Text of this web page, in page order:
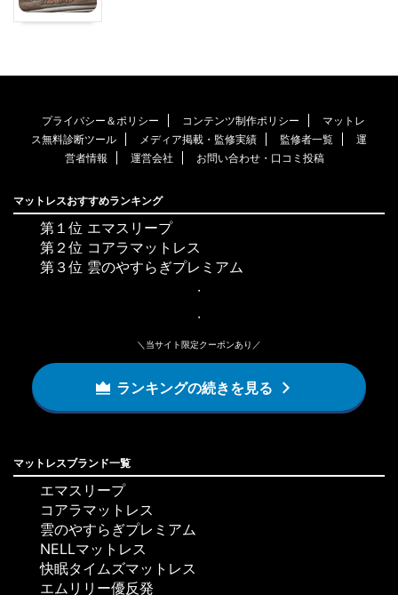
プライバシー＆ポリシー コンテンツ制作ポリシー
マットレ
ス無料診断ツール
メディア掲載・監修実績 監修者一覧
運
営者情報
運営会社 お問い合わせ・口コミ投稿
マットレスおすすめランキング
第１位 エマスリープ
第２位 コアラマットレス
第３位 雲のやすらぎプレミアム
・
・
＼当サイト限定クーポンあり／
ランキングの続きを見る
マットレスブランド一覧
エマスリープ
コアラマットレス
雲のやすらぎプレミアム
NELLマットレス
快眠タイムズマットレス
エムリリー優反発